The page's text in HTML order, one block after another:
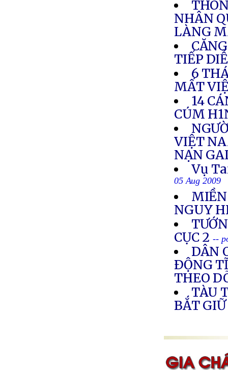
NHÂN
LÀNG
TIẾP
6
MẤT
14
CÚM
VIỆT
NẠN
Vụ
05 Aug 2009
NGUY
CỤC 2 --
DÂN
ÐỘNG
THEO
TÀU
BẮT